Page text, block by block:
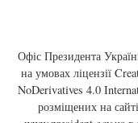
Офіс Президента
на умовах ліцензії
NoDerivatives 4.0
розміщених на